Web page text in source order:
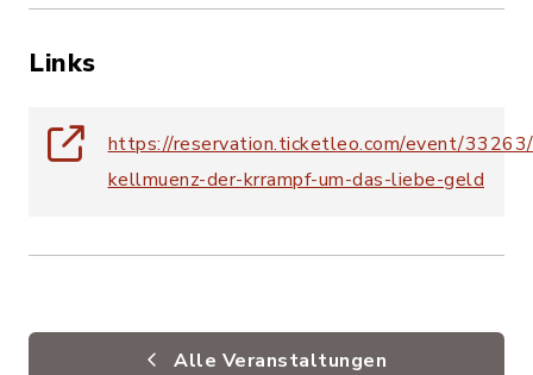
Links
https://reservation.ticketleo.com/event/
kellmuenz-der-krrampf-um-das-liebe-geld
Alle Veranstaltungen